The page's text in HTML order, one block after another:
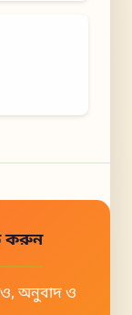
করুন
অনুবাদ ও